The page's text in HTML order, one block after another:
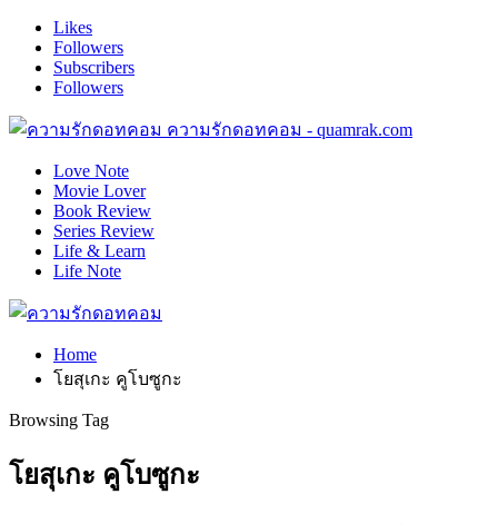
Likes
Followers
Subscribers
Followers
ความรักดอทคอม - quamrak.com
Love Note
Movie Lover
Book Review
Series Review
Life & Learn
Life Note
Home
โยสุเกะ คูโบซูกะ
Browsing Tag
โยสุเกะ คูโบซูกะ